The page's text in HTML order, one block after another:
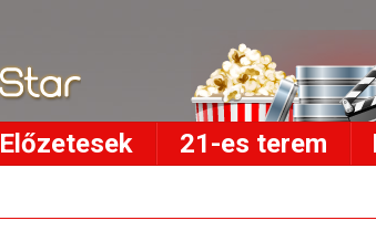
Előzetesek 21-es terem